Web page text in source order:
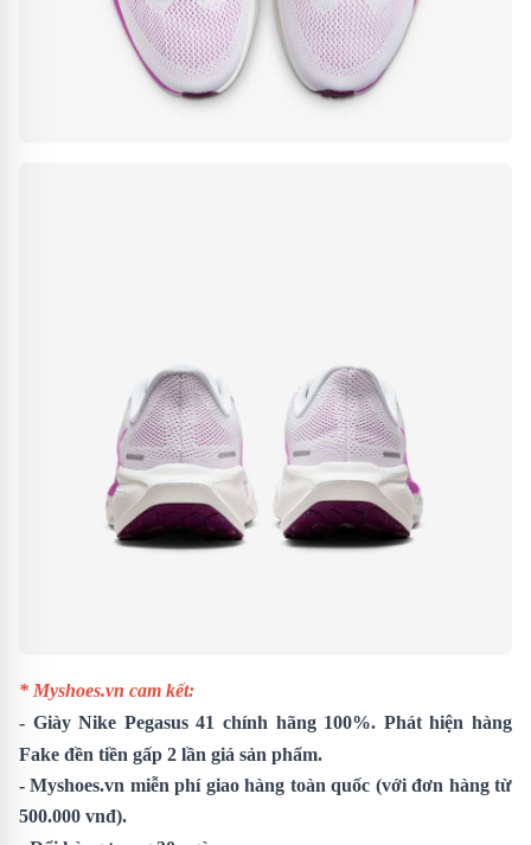
* Myshoes.vn cam kết:
- GiàyNike Pegasus 41 chính hãng 100%. Phát hiện hàng
Fake đền tiền gấp 2 lần giá sản phẩm.
- Myshoes.vn miễn phí giao hàng toàn quốc (với đơn hàng từ
500.000 vnđ).